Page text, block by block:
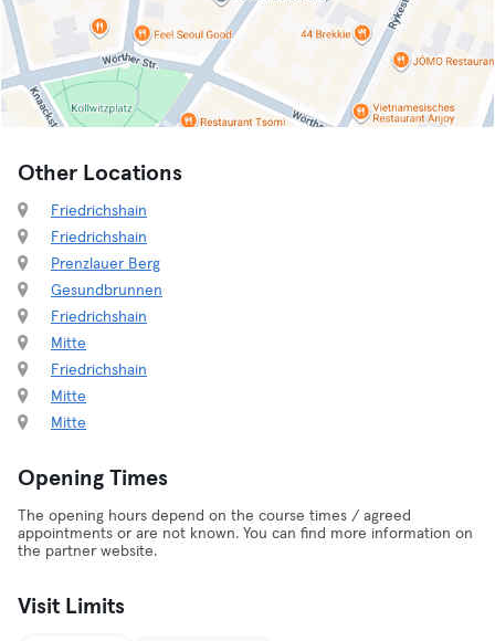
Other Locations
Friedrichshain
Friedrichshain
Prenzlauer Berg
Gesundbrunnen
Friedrichshain
Mitte
Friedrichshain
Mitte
Mitte
Opening Times
The opening hours depend on the course times / agreed
appointments or are not known. You can find more information on
the partner website.
Visit Limits